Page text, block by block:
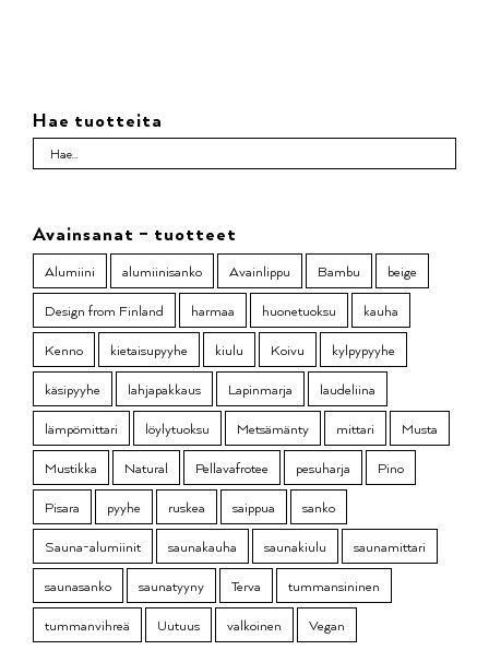
Hae tuotteita
Avainsanat – tuotteet
Alumiini alumiinisanko Avainlippu Bambu
beige
Design from Finland
harmaa huonetuoksu
kauha
Kenno
kietaisupyyhe kiulu Koivu
kylpypyyhe
käsipyyhe
lahjapakkaus Lapinmarja
laudeliina
lämpömittari
löylytuoksu Metsämänty mittari
Musta
Mustikka
Natural Pellavafrotee pesuharja
Pino
Pisara
pyyhe ruskea saippua
sanko
Sauna-alumiinit
saunakauha saunakiulu
saunamittari
saunasanko
saunatyyny Terva
tummansininen
tummanvihreä
Uutuus valkoinen Vegan